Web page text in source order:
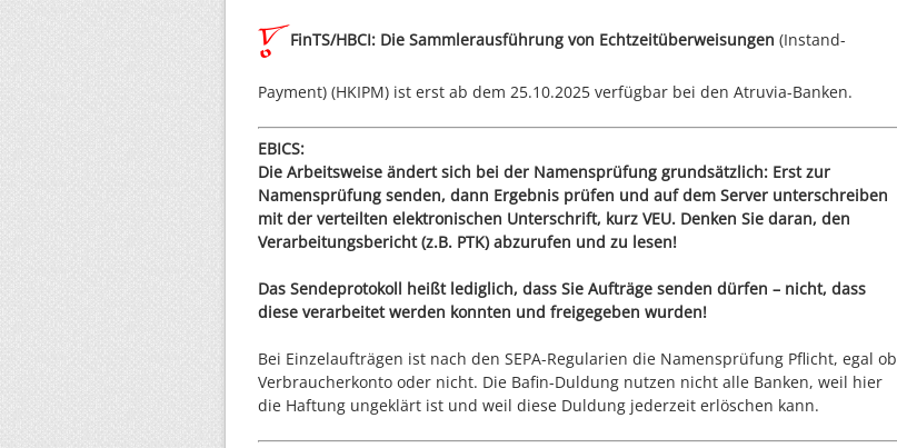
FinTS/HBCI: Die Sammlerausführung von Echtzeitüberweisungen (Instand-
Payment) (HKIPM) ist erst ab dem 25.10.2025 verfügbar bei den Atruvia-Banken.
EBICS:
Die Arbeitsweise ändert sich bei der Namensprüfung grundsätzlich: Erst zur
Namensprüfung senden, dann Ergebnis prüfen und auf dem Server unterschreiben
mit der verteilten elektronischen Unterschrift, kurz VEU. Denken Sie daran, den
Verarbeitungsbericht (z.B. PTK) abzurufen und zu lesen!
Das Sendeprotokoll heißt lediglich, dass Sie Aufträge senden dürfen – nicht, dass
diese verarbeitet werden konnten und freigegeben wurden!
Bei Einzelaufträgen ist nach den SEPA-Regularien die Namensprüfung Pflicht, egal ob
Verbraucherkonto oder nicht. Die Bafin-Duldung nutzen nicht alle Banken, weil hier
die Haftung ungeklärt ist und weil diese Duldung jederzeit erlöschen kann.